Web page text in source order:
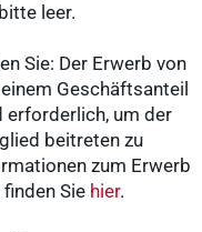
leer.
Sie: Der Erwerb von
Geschäftsanteil
erforderlich, um der
beitreten zu
zum Erwerb
Sie hier.